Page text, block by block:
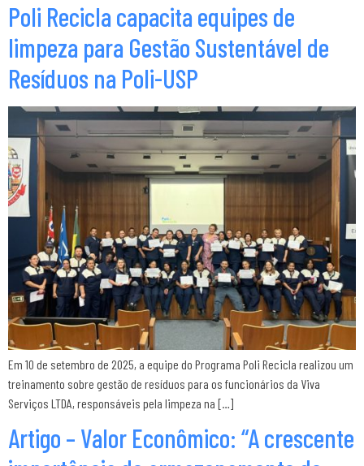
Poli Recicla capacita equipes de
limpeza para Gestão Sustentável de
Resíduos na Poli-USP
Em 10 de setembro de 2025, a equipe do Programa Poli Recicla realizou um
treinamento sobre gestão de resíduos para os funcionários da Viva
Serviços LTDA, responsáveis pela limpeza na […]
Artigo – Valor Econômico: “A crescente